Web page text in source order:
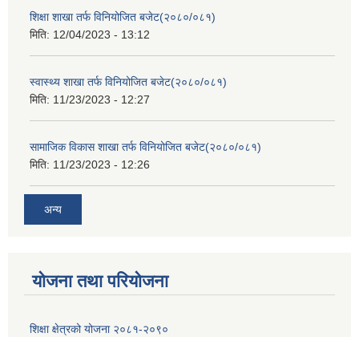
शिक्षा शाखा तर्फ विनियोजित बजेट(२०८०/०८१)
मिति: 12/04/2023 - 13:12
स्वास्थ्य शाखा तर्फ विनियोजित बजेट(२०८०/०८१)
मिति: 11/23/2023 - 12:27
सामाजिक विकास शाखा तर्फ विनियोजित बजेट(२०८०/०८१)
मिति: 11/23/2023 - 12:26
अन्य
योजना तथा परियोजना
शिक्षा क्षेत्रको योजना २०८१-२०९०